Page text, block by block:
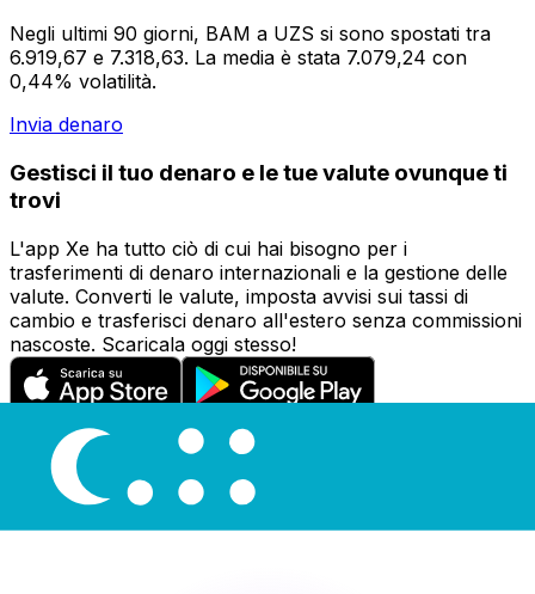
Negli ultimi 90 giorni, BAM a UZS si sono spostati tra
6.919,67 e 7.318,63. La media è stata 7.079,24 con
0,44% volatilità.
Invia denaro
Gestisci il tuo denaro e le tue valute ovunque ti
trovi
L'app Xe ha tutto ciò di cui hai bisogno per i
trasferimenti di denaro internazionali e la gestione delle
valute. Converti le valute, imposta avvisi sui tassi di
cambio e trasferisci denaro all'estero senza commissioni
nascoste. Scaricala oggi stesso!